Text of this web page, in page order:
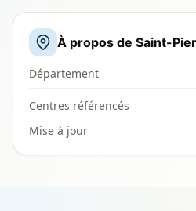
À propos de Saint-
Département
Centres référencés
Mise à jour